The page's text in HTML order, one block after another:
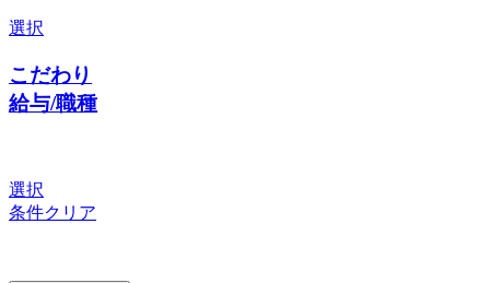
選択
こだわり
給与/職種
選択
条件クリア